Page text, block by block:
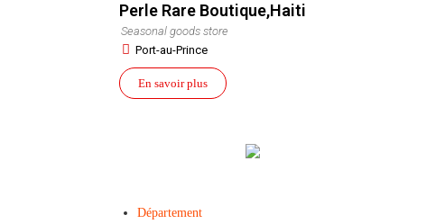
Perle Rare Boutique,Haiti
Seasonal goods store
Port-au-Prince
En savoir plus
Département